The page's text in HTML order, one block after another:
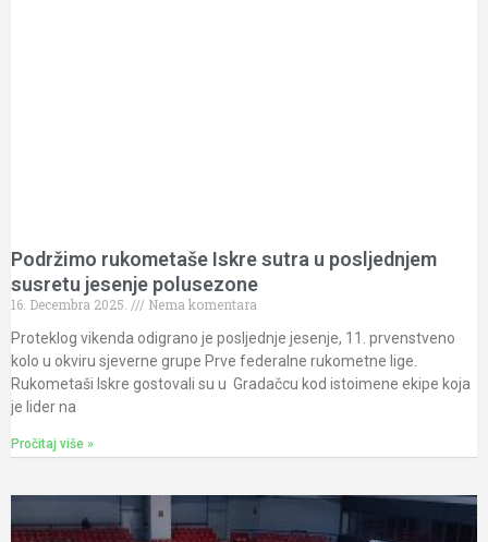
Podržimo rukometaše Iskre sutra u posljednjem
susretu jesenje polusezone
16. Decembra 2025.
Nema komentara
Proteklog vikenda odigrano je posljednje jesenje, 11. prvenstveno
kolo u okviru sjeverne grupe Prve federalne rukometne lige.
Rukometaši Iskre gostovali su u Gradačcu kod istoimene ekipe koja
je lider na
Pročitaj više »